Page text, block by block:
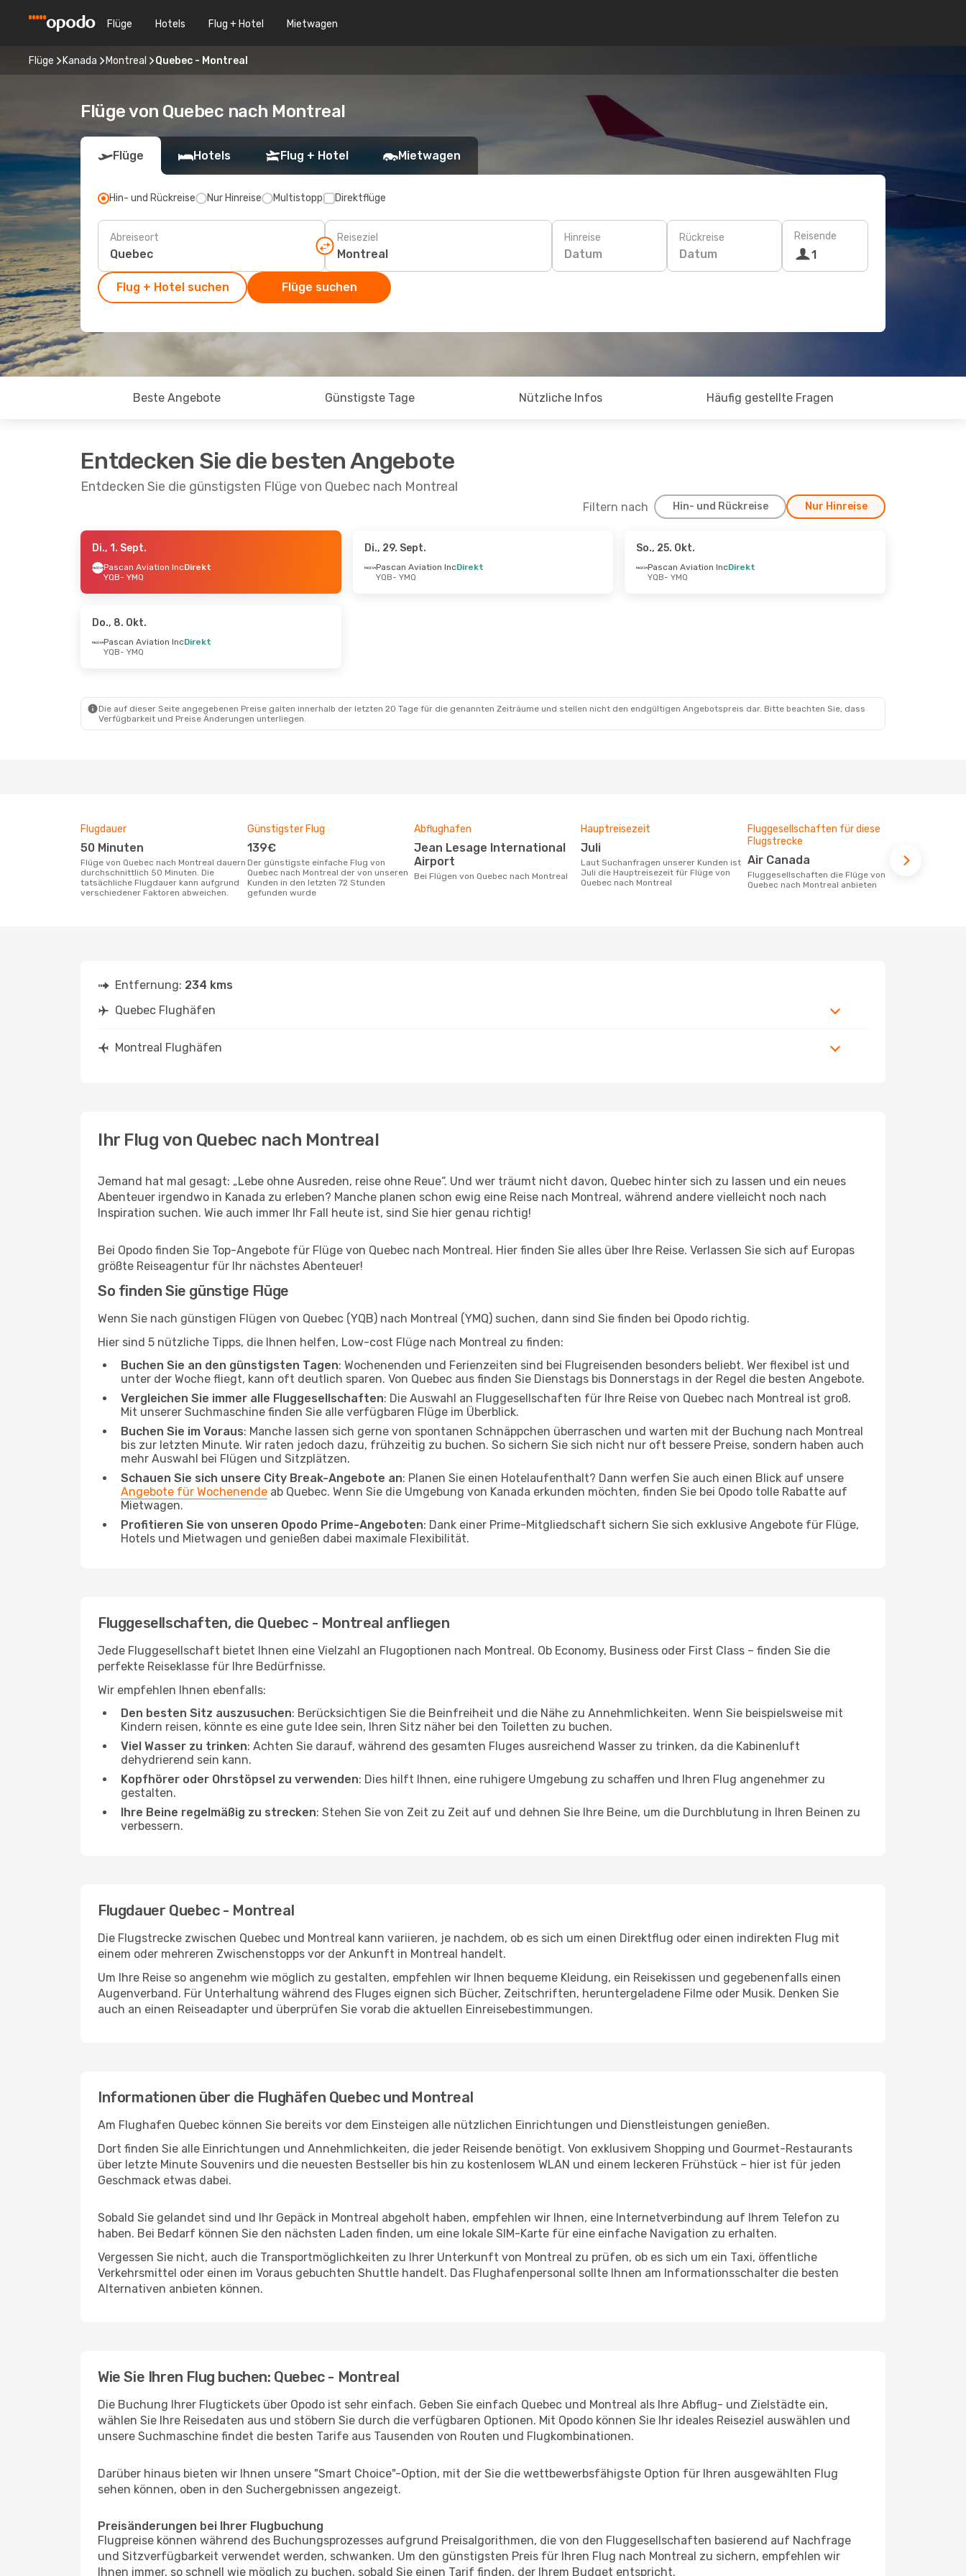
Flüge Hotels Flug + Hotel Mietwagen
Flüge Kanada Montreal Quebec - Montreal
Flüge von Quebec nach Montreal
Flüge Hotels Flug + Hotel Mietwagen
Hin- und Rückreise Nur Hinreise Multistopp Direktflüge
Abreiseort Reiseziel Hinreise
Datum
Rückreise
Datum
Reisende
1
Flug + Hotel suchen Flüge suchen
Beste Angebote Günstigste Tage Nützliche Infos Häufig gestellte Fragen
Entdecken Sie die besten Angebote
Entdecken Sie die günstigsten Flüge von Quebec nach Montreal
Filtern nach Hin- und Rückreise Nur Hinreise
- So., 23. Aug.
Direkt
Di., 1. Sept.
Pascan Aviation IncDirekt
YQB- YMQ
Di., 29. Sept.
Pascan Aviation IncDirekt
YQB- YMQ
So., 25. Okt.
Pascan Aviation IncDirekt
YQB- YMQ
Do., 8. Okt.
Pascan Aviation IncDirekt
YQB- YMQ
Die auf dieser Seite angegebenen Preise galten innerhalb der letzten 20 Tage für die genannten Zeiträume und stellen nicht den endgültigen Angebotspreis dar. Bitte beachten Sie, dass
Verfügbarkeit und Preise Änderungen unterliegen.
Flugdauer
50 Minuten
Flüge von Quebec nach Montreal dauern
durchschnittlich 50 Minuten. Die
tatsächliche Flugdauer kann aufgrund
verschiedener Faktoren abweichen.
Günstigster Flug
139€
Der günstigste einfache Flug von
Quebec nach Montreal der von unseren
Kunden in den letzten 72 Stunden
gefunden wurde
Abflughafen
Jean Lesage International
Airport
Bei Flügen von Quebec nach Montreal
Hauptreisezeit
Juli
Laut Suchanfragen unserer Kunden ist
Juli die Hauptreisezeit für Flüge von
Quebec nach Montreal
Fluggesellschaften für diese
Flugstrecke
Air Canada
Fluggesellschaften die Flüge von
Quebec nach Montreal anbieten
Entfernung: 234 kms
Quebec Flughäfen
Montreal Flughäfen
Ihr Flug von Quebec nach Montreal
Jemand hat mal gesagt: „Lebe ohne Ausreden, reise ohne Reue“. Und wer träumt nicht davon, Quebec hinter sich zu lassen und ein neues
Abenteuer irgendwo in Kanada zu erleben? Manche planen schon ewig eine Reise nach Montreal, während andere vielleicht noch nach
Inspiration suchen. Wie auch immer Ihr Fall heute ist, sind Sie hier genau richtig!
Bei Opodo finden Sie Top-Angebote für Flüge von Quebec nach Montreal. Hier finden Sie alles über Ihre Reise. Verlassen Sie sich auf Europas
größte Reiseagentur für Ihr nächstes Abenteuer!
So finden Sie günstige Flüge
Wenn Sie nach günstigen Flügen von Quebec (YQB) nach Montreal (YMQ) suchen, dann sind Sie finden bei Opodo richtig.
Hier sind 5 nützliche Tipps, die Ihnen helfen, Low-cost Flüge nach Montreal zu finden:
Buchen Sie an den günstigsten Tagen: Wochenenden und Ferienzeiten sind bei Flugreisenden besonders beliebt. Wer flexibel ist und
unter der Woche fliegt, kann oft deutlich sparen. Von Quebec aus finden Sie Dienstags bis Donnerstags in der Regel die besten Angebote.
Vergleichen Sie immer alle Fluggesellschaften: Die Auswahl an Fluggesellschaften für Ihre Reise von Quebec nach Montreal ist groß.
Mit unserer Suchmaschine finden Sie alle verfügbaren Flüge im Überblick.
Buchen Sie im Voraus: Manche lassen sich gerne von spontanen Schnäppchen überraschen und warten mit der Buchung nach Montreal
bis zur letzten Minute. Wir raten jedoch dazu, frühzeitig zu buchen. So sichern Sie sich nicht nur oft bessere Preise, sondern haben auch
mehr Auswahl bei Flügen und Sitzplätzen.
Schauen Sie sich unsere City Break-Angebote an: Planen Sie einen Hotelaufenthalt? Dann werfen Sie auch einen Blick auf unsere
Angebote für Wochenende ab Quebec. Wenn Sie die Umgebung von Kanada erkunden möchten, finden Sie bei Opodo tolle Rabatte auf
Mietwagen.
Profitieren Sie von unseren Opodo Prime-Angeboten: Dank einer Prime-Mitgliedschaft sichern Sie sich exklusive Angebote für Flüge,
Hotels und Mietwagen und genießen dabei maximale Flexibilität.
Fluggesellschaften, die Quebec - Montreal anfliegen
Jede Fluggesellschaft bietet Ihnen eine Vielzahl an Flugoptionen nach Montreal. Ob Economy, Business oder First Class – finden Sie die
perfekte Reiseklasse für Ihre Bedürfnisse.
Wir empfehlen Ihnen ebenfalls:
Den besten Sitz auszusuchen: Berücksichtigen Sie die Beinfreiheit und die Nähe zu Annehmlichkeiten. Wenn Sie beispielsweise mit
Kindern reisen, könnte es eine gute Idee sein, Ihren Sitz näher bei den Toiletten zu buchen.
Viel Wasser zu trinken: Achten Sie darauf, während des gesamten Fluges ausreichend Wasser zu trinken, da die Kabinenluft
dehydrierend sein kann.
Kopfhörer oder Ohrstöpsel zu verwenden: Dies hilft Ihnen, eine ruhigere Umgebung zu schaffen und Ihren Flug angenehmer zu
gestalten.
Ihre Beine regelmäßig zu strecken: Stehen Sie von Zeit zu Zeit auf und dehnen Sie Ihre Beine, um die Durchblutung in Ihren Beinen zu
verbessern.
Flugdauer Quebec - Montreal
Die Flugstrecke zwischen Quebec und Montreal kann variieren, je nachdem, ob es sich um einen Direktflug oder einen indirekten Flug mit
einem oder mehreren Zwischenstopps vor der Ankunft in Montreal handelt.
Um Ihre Reise so angenehm wie möglich zu gestalten, empfehlen wir Ihnen bequeme Kleidung, ein Reisekissen und gegebenenfalls einen
Augenverband. Für Unterhaltung während des Fluges eignen sich Bücher, Zeitschriften, heruntergeladene Filme oder Musik. Denken Sie
auch an einen Reiseadapter und überprüfen Sie vorab die aktuellen Einreisebestimmungen.
Informationen über die Flughäfen Quebec und Montreal
Am Flughafen Quebec können Sie bereits vor dem Einsteigen alle nützlichen Einrichtungen und Dienstleistungen genießen.
Dort finden Sie alle Einrichtungen und Annehmlichkeiten, die jeder Reisende benötigt. Von exklusivem Shopping und Gourmet-Restaurants
über letzte Minute Souvenirs und die neuesten Bestseller bis hin zu kostenlosem WLAN und einem leckeren Frühstück – hier ist für jeden
Geschmack etwas dabei.
Sobald Sie gelandet sind und Ihr Gepäck in Montreal abgeholt haben, empfehlen wir Ihnen, eine Internetverbindung auf Ihrem Telefon zu
haben. Bei Bedarf können Sie den nächsten Laden finden, um eine lokale SIM-Karte für eine einfache Navigation zu erhalten.
Vergessen Sie nicht, auch die Transportmöglichkeiten zu Ihrer Unterkunft von Montreal zu prüfen, ob es sich um ein Taxi, öffentliche
Verkehrsmittel oder einen im Voraus gebuchten Shuttle handelt. Das Flughafenpersonal sollte Ihnen am Informationsschalter die besten
Alternativen anbieten können.
Wie Sie Ihren Flug buchen: Quebec - Montreal
Die Buchung Ihrer Flugtickets über Opodo ist sehr einfach. Geben Sie einfach Quebec und Montreal als Ihre Abflug- und Zielstädte ein,
wählen Sie Ihre Reisedaten aus und stöbern Sie durch die verfügbaren Optionen. Mit Opodo können Sie Ihr ideales Reiseziel auswählen und
unsere Suchmaschine findet die besten Tarife aus Tausenden von Routen und Flugkombinationen.
Darüber hinaus bieten wir Ihnen unsere "Smart Choice"-Option, mit der Sie die wettbewerbsfähigste Option für Ihren ausgewählten Flug
sehen können, oben in den Suchergebnissen angezeigt.
Preisänderungen bei Ihrer Flugbuchung
Flugpreise können während des Buchungsprozesses aufgrund Preisalgorithmen, die von den Fluggesellschaften basierend auf Nachfrage
und Sitzverfügbarkeit verwendet werden, schwanken. Um den günstigsten Preis für Ihren Flug nach Montreal zu sichern, empfehlen wir
Ihnen immer, so schnell wie möglich zu buchen, sobald Sie einen Tarif finden, der Ihrem Budget entspricht.